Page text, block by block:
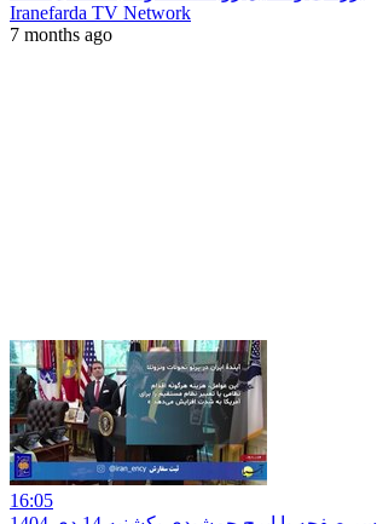
Iranefarda TV Network
7 months ago
16:05